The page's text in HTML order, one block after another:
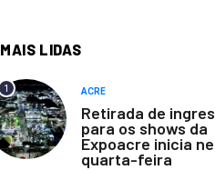
MAIS LIDAS
1 ACRE
Retirada de
para os shows da
Expoacre inicia
quarta-feira